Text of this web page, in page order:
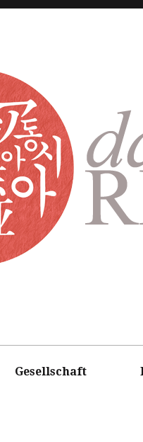
Gesellschaft